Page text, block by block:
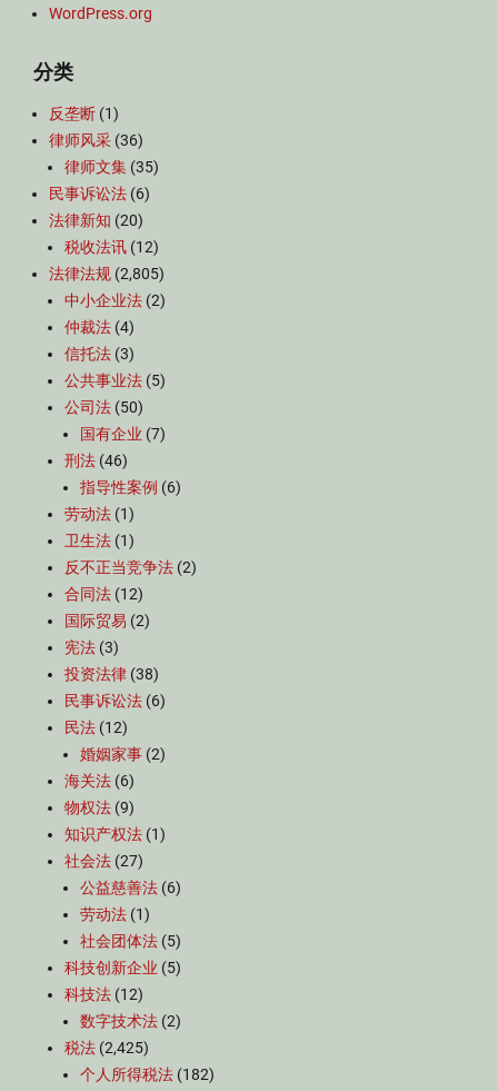
WordPress.org
分类
反垄断 (1)
律师风采 (36)
律师文集 (35)
民事诉讼法 (6)
法律新知 (20)
税收法讯 (12)
法律法规 (2,805)
中小企业法 (2)
仲裁法 (4)
信托法 (3)
公共事业法 (5)
公司法 (50)
国有企业 (7)
刑法 (46)
指导性案例 (6)
劳动法 (1)
卫生法 (1)
反不正当竞争法 (2)
合同法 (12)
国际贸易 (2)
宪法 (3)
投资法律 (38)
民事诉讼法 (6)
民法 (12)
婚姻家事 (2)
海关法 (6)
物权法 (9)
知识产权法 (1)
社会法 (27)
公益慈善法 (6)
劳动法 (1)
社会团体法 (5)
科技创新企业 (5)
科技法 (12)
数字技术法 (2)
税法 (2,425)
个人所得税法 (182)